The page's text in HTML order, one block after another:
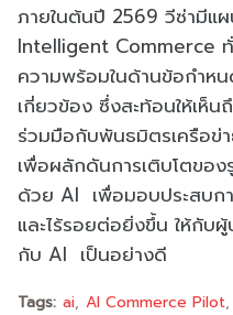
ภายในต้นปี 2569 วีซ่ามีแ
Intelligent Commerce
ความพร้อมในด้านข้อกำหน
เกี่ยวข้อง ซึ่งสะท้อนให้เห็
ร่วมมือกับพันธมิตรเครือข่
เพื่อผลักดันการเติบโตของ
ด้วย AI เพื่อมอบประสบก
และไร้รอยต่อยิ่งขึ้น ให้กับ
กับ AI เป็นอย่างดี
Tags: ai AI Commerce Pilot